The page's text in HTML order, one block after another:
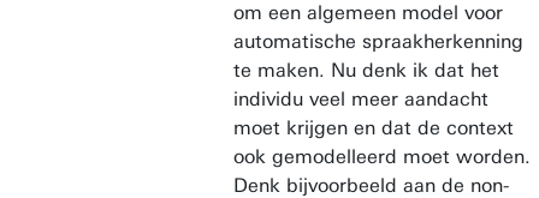
om een algemeen model voor
automatische spraakherkenning
te maken. Nu denk ik dat het
individu veel meer aandacht
moet krijgen en dat de context
ook gemodelleerd moet worden.
Denk bijvoorbeeld aan de non-